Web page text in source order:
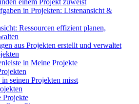
in Projekten: Listenansicht &
Ressourcen effizient planen,
aus Projekten erstellt und verwaltet
in Meine Projekte
seinen Projekten misst
Projekte